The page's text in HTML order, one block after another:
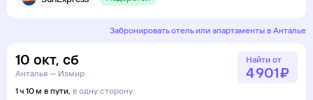
Забронировать отель или апартаменты в Анталье
10 окт, сб
Анталья — Измир
1 ч 10 м в пути, в одну сторону
Найти от
4 ⁠901 ⁠₽